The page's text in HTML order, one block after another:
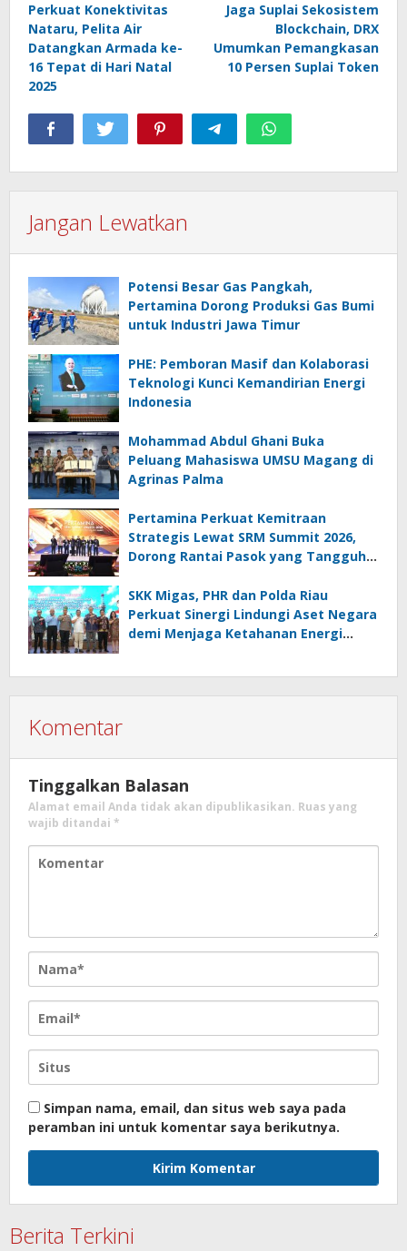
pos
Perkuat Konektivitas
Nataru, Pelita Air
Datangkan Armada ke-
16 Tepat di Hari Natal
2025
Jaga Suplai Sekosistem
Blockchain, DRX
Umumkan Pemangkasan
10 Persen Suplai Token
Jangan Lewatkan
Potensi Besar Gas Pangkah,
Pertamina Dorong Produksi Gas Bumi
untuk Industri Jawa Timur
PHE: Pemboran Masif dan Kolaborasi
Teknologi Kunci Kemandirian Energi
Indonesia
Mohammad Abdul Ghani Buka
Peluang Mahasiswa UMSU Magang di
Agrinas Palma
Pertamina Perkuat Kemitraan
Strategis Lewat SRM Summit 2026,
Dorong Rantai Pasok yang Tangguh
SKK Migas, PHR dan Polda Riau
Perkuat Sinergi Lindungi Aset Negara
demi Menjaga Ketahanan Energi
Komentar
Tinggalkan Balasan
Alamat email Anda tidak akan dipublikasikan. Ruas yang
wajib ditandai *
Simpan nama, email, dan situs web saya pada
peramban ini untuk komentar saya berikutnya.
Berita Terkini